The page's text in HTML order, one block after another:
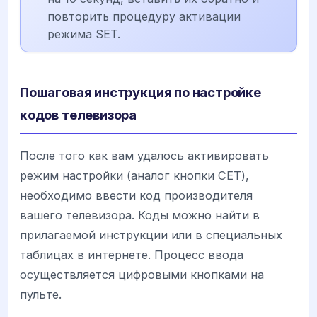
повторить процедуру активации
режима SET.
Пошаговая инструкция по настройке
кодов телевизора
После того как вам удалось активировать
режим настройки (аналог кнопки СЕТ),
необходимо ввести код производителя
вашего телевизора. Коды можно найти в
прилагаемой инструкции или в специальных
таблицах в интернете. Процесс ввода
осуществляется цифровыми кнопками на
пульте.